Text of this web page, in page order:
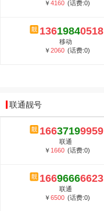
￥4160 (话费:0)
13619840518
移动
￥2060 (话费:0)
联通靓号
16637199959
联通
￥ 1660 (话费:0)
16696666623
联通
￥6500 (话费:0)